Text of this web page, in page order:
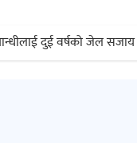
दुई वर्षको जेल सजाय